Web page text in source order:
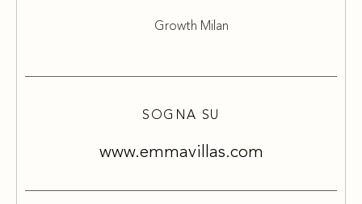
Growth Milan
SOGNA SU
www.emmavillas.com